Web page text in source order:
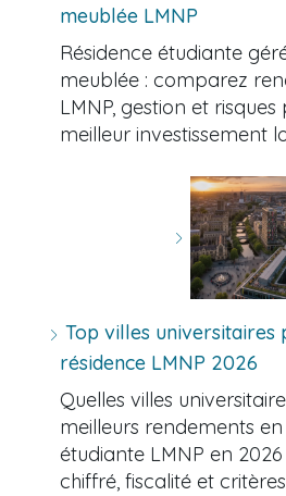
meublée LMNP
Résidence étudiante
meublée : comparez
LMNP, gestion et
meilleur investissement
Top villes universitaires
résidence LMNP 2026
Quelles villes
meilleurs rendements
étudiante LMNP en
chiffré, fiscalité et